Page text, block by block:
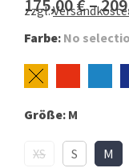
175,00€–
zzgl.
Größe: M
XS S M
Farbe: No